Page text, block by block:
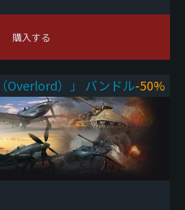
購入する
Overlord）」 バンドル-50%